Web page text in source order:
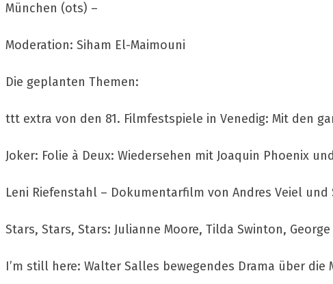
München (ots) –
Moderation: Siham El-Maimouni
Die geplanten Themen:
ttt extra von den 81. Filmfestspiele in Venedig: Mit den
Joker: Folie à Deux: Wiedersehen mit Joaquin Phoenix
Leni Riefenstahl – Dokumentarfilm von Andres Veiel und
Stars, Stars, Stars: Julianne Moore, Tilda Swinton,
I’m still here: Walter Salles bewegendes Drama über